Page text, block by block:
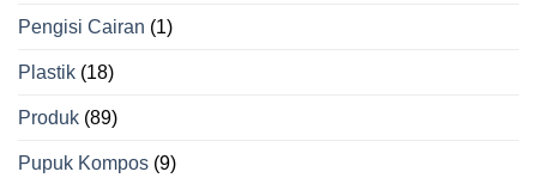
Pengisi Cairan (1)
Plastik (18)
Produk (89)
Pupuk Kompos (9)